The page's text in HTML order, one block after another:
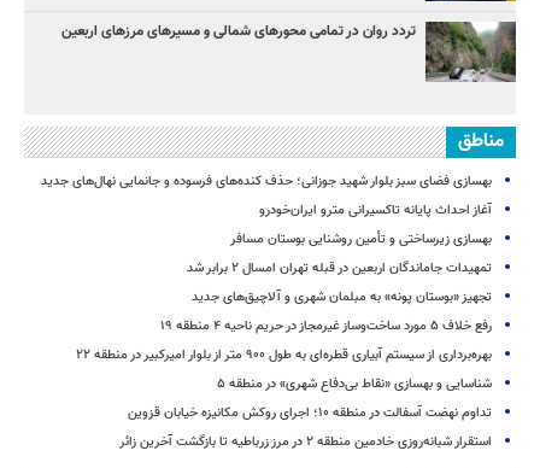
تردد روان در تمامی محورهای شمالی و مسیرهای مرزهای اربعین
مناطق
بهسازی فضای سبز بلوار شهید جوزانی؛ حذف کنده‌های فرسوده و جانمایی نهال‌های جدید
آغاز احداث پایانه تاکسیرانی مترو ایران‌خودرو
بهسازی زیرساختی و تأمین روشنایی بوستان مسافر
تمهیدات جاماندگان اربعین در قبله تهران امسال ۲ برابر شد
تجهیز «بوستان پونه» به مبلمان شهری و آلاچیق‌های جدید
رفع خلاف ۵ مورد ساخت‌وساز غیرمجاز در حریم ناحیه ۴ منطقه ۱۹
بهره‌برداری از سیستم آبیاری قطره‌ای به طول ۹۰۰ متر از بلوار امیرکبیر در منطقه ۲۲
شناسایی و بهسازی «نقاط بی‌دفاع شهری» در منطقه ۵
تداوم نهضت آسفالت در منطقه ۱۰؛ اجرای روکش مکانیزه خیابان قزوین
استقرار شبانه‌روزی خادمین منطقه ۲ در مرز زرباطیه تا بازگشت آخرین زائر